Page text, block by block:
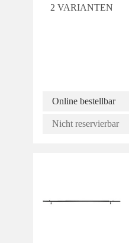
2 VARIANTEN
Online bestellbar
Nicht reservierbar